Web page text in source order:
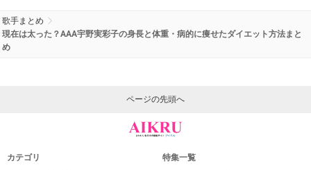
歌手まとめ
現在は太った？AAA宇野実彩子の身長と体重・病的に痩せたダイエット方法まと
め
ページの先頭へ
カテゴリ 特集一覧